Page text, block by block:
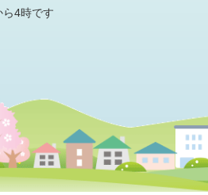
ら4時です